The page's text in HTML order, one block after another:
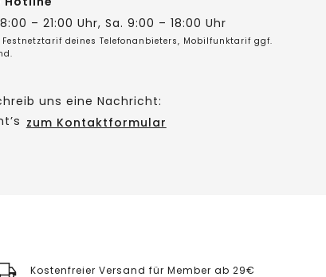
– 21:00 Uhr, Sa. 9:00 – 18:00 Uhr
Festnetztarif deines Telefonanbieters, Mobilfunktarif ggf.
uns eine Nachricht:
zum Kontaktformular
Kostenfreier Versand für Member ab 29€